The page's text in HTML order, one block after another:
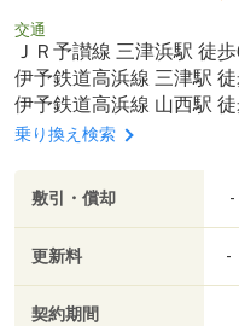
交通
ＪＲ予讃線 三津浜駅 徒
伊予鉄道高浜線 三津駅
伊予鉄道高浜線 山西駅
乗り換え検索
敷引・償却 -
更新料 -
契約期間